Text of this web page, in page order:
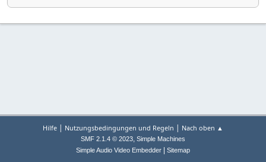
Hilfe | Nutzungsbedingungen und Regeln | Nach oben ▲
SMF 2.1.4 © 2023, Simple Machines
Simple Audio Video Embedder
Sitemap